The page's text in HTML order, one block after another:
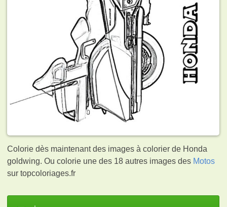
Colorie dès maintenant des images à colorier de Honda
goldwing. Ou colorie une des 18 autres images des Motos
sur topcoloriages.fr